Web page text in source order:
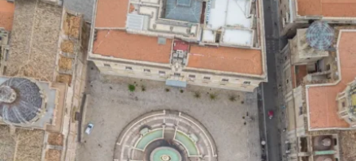
CHIUDERE
By date
Argomenti